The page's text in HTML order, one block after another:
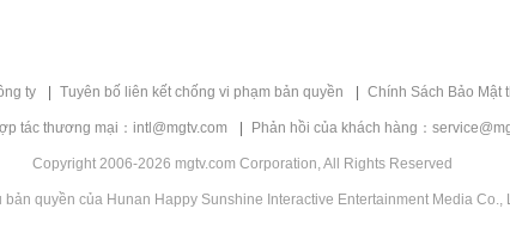
ty Tuyên bố liên kết chống vi phạm bản quyền Chính Sách Bảo Mật
tác thương mại：intl@mgtv.com Phản hồi của khách hàng：
Copyright 2006-2026 mgtv.com Corporation, All Rights Reserved
bản quyền của Hunan Happy Sunshine Interactive Entertainment Media Co.,